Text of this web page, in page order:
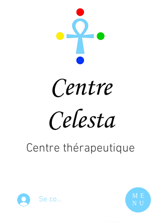
Centre
Celesta
Se connecter
ME
NU
Centre thérapeutique